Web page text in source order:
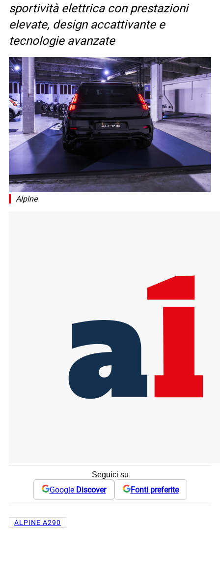
sportività elettrica con prestazioni
elevate, design accattivante e
tecnologie avanzate
Alpine
Seguici su
Google Discover Fonti preferite
ALPINE A290